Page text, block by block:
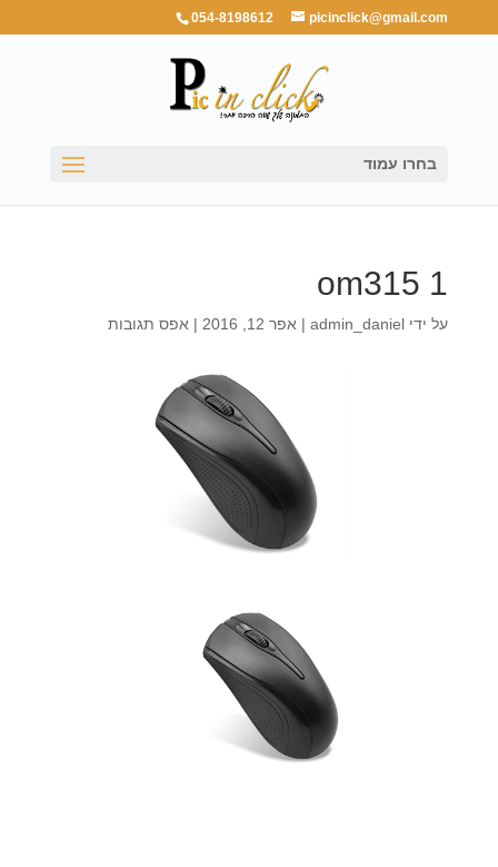
054-8198612 picinclick@gmail.com
בחרו עמוד
om315 1
על ידי admin_daniel
| אפר 12, 2016 | אפס תגובות